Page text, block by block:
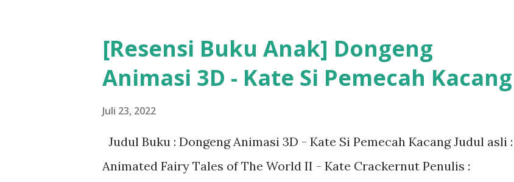
[Resensi Buku Anak] Dongeng
Animasi 3D - Kate Si Pemecah Kacang
Juli 23, 2022
Judul Buku : Dongeng Animasi 3D - Kate Si Pemecah Kacang Judul asli :
Animated Fairy Tales of The World II - Kate Crackernut Penulis :